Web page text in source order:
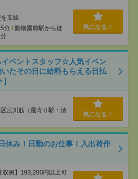
支給
分 / 動物園前駅から徒
気になる！
ベントスタッフ☆人気イベン
いたその日に給料もらえる日払
]
宮川筋（最寄り駅：清
気になる！
休み！日勤のお仕事！入出荷作
例】193,200円以上可